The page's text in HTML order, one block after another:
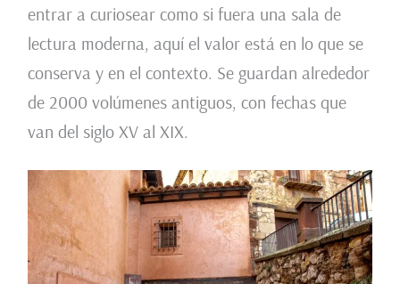
entrar a curiosear como si fuera una sala de
lectura moderna, aquí el valor está en lo que se
conserva y en el contexto. Se guardan alrededor
de 2000 volúmenes antiguos, con fechas que
van del siglo XV al XIX.